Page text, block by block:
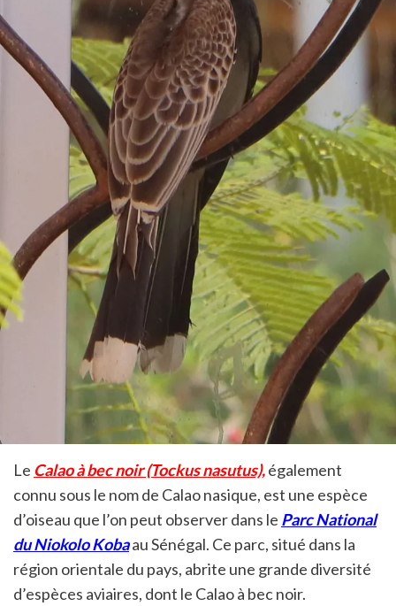
Le Calao à bec noir (Tockus nasutus),également
connu sous le nom de Calao nasique, est une espèce
d’oiseau que l’on peut observer dans le Parc National
du Niokolo Kobaau Sénégal. Ce parc, situé dans la
région orientale du pays, abrite une grande diversité
d’espèces aviaires, dont le Calao à bec noir.